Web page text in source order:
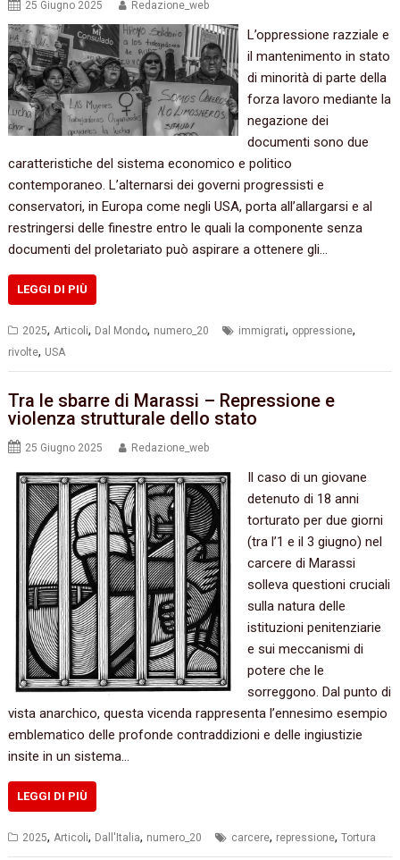
25 Giugno 2025 Redazione_web
L’oppressione razziale e
il mantenimento in stato
di minorità di parte della
forza lavoro mediante la
negazione dei
documenti sono due
caratteristiche del sistema economico e politico
contemporaneo. L’alternarsi dei governi progressisti e
conservatori, in Europa come negli USA, porta all’allargarsi e al
restringersi delle finestre entro le quali la componente senza
documenti del proletariato può aspirare a ottenere gli…
LEGGI DI PIÙ
2025, Articoli, Dal Mondo, numero_20 immigrati, oppressione,
rivolte, USA
Tra le sbarre di Marassi – Repressione e
violenza strutturale dello stato
25 Giugno 2025 Redazione_web
Il caso di un giovane
detenuto di 18 anni
torturato per due giorni
(tra l’1 e il 3 giugno) nel
carcere di Marassi
solleva questioni cruciali
sulla natura delle
istituzioni penitenziarie
e sui meccanismi di
potere che le
sorreggono. Dal punto di
vista anarchico, questa vicenda rappresenta l’ennesimo esempio
emblematico delle profonde contraddizioni e delle ingiustizie
insite in un sistema…
LEGGI DI PIÙ
2025,Articoli, Dall'Italia, numero_20 carcere, repressione,Tortura